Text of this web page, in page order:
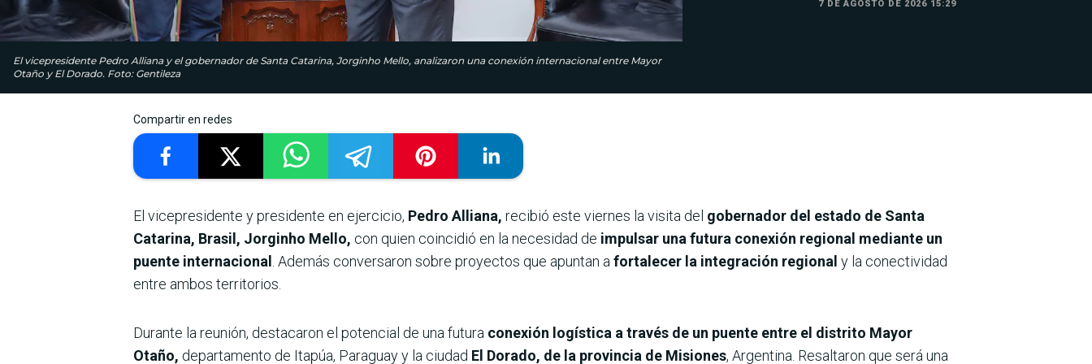
El vicepresidente Pedro Alliana y el gobernador de Santa Catarina, Jorginho Mello, analizaron una conexión internacional entre Mayor
Otaño y El Dorado. Foto: Gentileza
7 DE AGOSTO DE 2026 15:29
Compartir en redes
El vicepresidente y presidente en ejercicio, Pedro Alliana, recibió este viernes la visita del gobernador del estado de Santa
Catarina, Brasil, Jorginho Mello, con quien coincidió en la necesidad de impulsar una futura conexión regional mediante un
puente internacional . Además conversaron sobre proyectos que apuntan a fortalecer la integración regional y la conectividad
entre ambos territorios.
Durante la reunión, destacaron el potencial de una futura conexión logística a través de un puente entre el distrito Mayor
Otaño, departamento de Itapúa, Paraguay y la ciudad El Dorado, de la provincia de Misiones, Argentina. Resaltaron que será una